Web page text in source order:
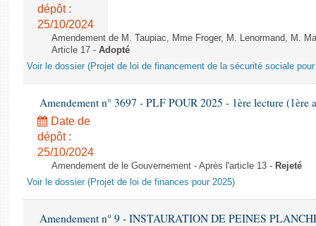
dépôt :
25/10/2024
Amendement de M. Taupiac, Mme Froger, M. Lenormand, M.
Article 17 - Adopté
Voir le dossier (Projet de loi de financement de la sécurité sociale pour
Amendement n° 3697 - PLF POUR 2025 - 1ère lecture (1ère
Date de
dépôt :
25/10/2024
Amendement de le Gouvernement - Après l'article 13 - Rejeté
Voir le dossier (Projet de loi de finances pour 2025)
Amendement n° 9 - INSTAURATION DE PEINES